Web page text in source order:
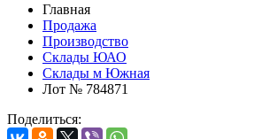
Главная
Продажа
Производство
Склады ЮАО
Склады м Южная
Лот № 784871
Поделиться: